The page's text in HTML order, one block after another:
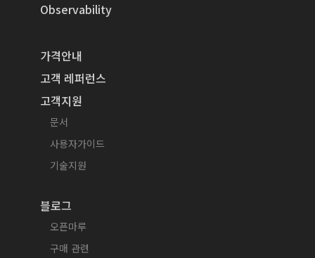
Observability
가격안내
고객 레퍼런스
고객지원
문서
사용자가이드
기술지원
블로그
오픈마루
구매 관련